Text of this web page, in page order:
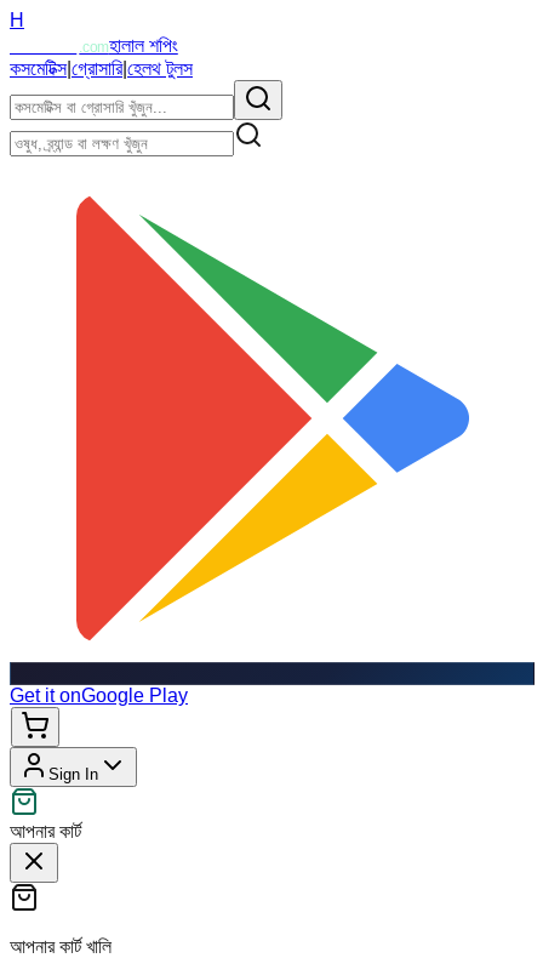
H
.comহালাল শপিং
কসমেটিক্স|গ্রোসারি|হেলথ টুলস
Get it onGoogle Play
Sign In
আপনার কার্ট
আপনার কার্ট খালি